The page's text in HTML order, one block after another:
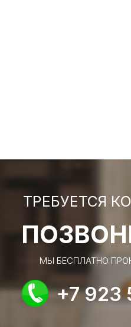
ТРЕБУЕТСЯ
МЫ БЕСПЛАТНО
+7 923